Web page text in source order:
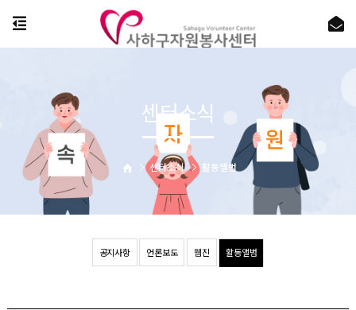
공지사항 언론보도 웹진 활동앨범
센터소식 활동앨범
센터소식